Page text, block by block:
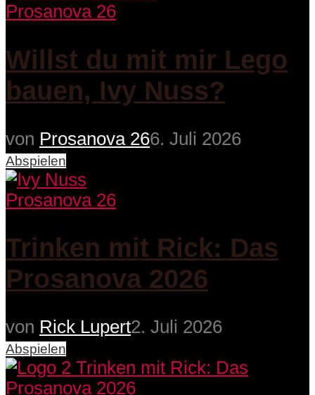
Prosanova 26
Willst du mit mir Lego
bauen, Ivy Nuss?
von Prosanova 266. Juli 2026
Abspielen
Prosanova 26
Trinken mit Rick: Das
Prosanova 2026
von Rick Lupert2. Juli 2026
Abspielen